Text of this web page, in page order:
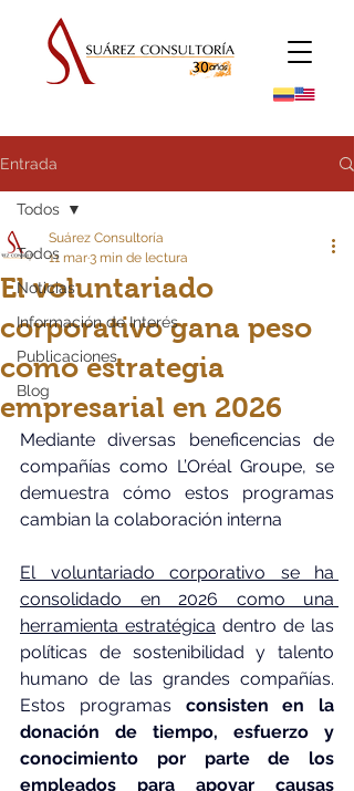
Entrada
Todos
Noticias
Información de Interés
Publicaciones
Blog
Todos
El voluntariado
corporativo gana peso
como estrategia
empresarial en 2026
Suárez Consultoría
11 mar3 min de lectura
Mediante diversas beneficencias de
compañías como L’Oréal Groupe, se
demuestra cómo estos programas
cambian la colaboración interna
El voluntariado corporativo se ha
consolidado en 2026 como una
herramienta estratégica dentro de las
políticas de sostenibilidad y talento
humano de las grandes compañías.
Estos programas consisten en la
donación de tiempo, esfuerzo y
conocimiento por parte de los
empleados para apoyar causas